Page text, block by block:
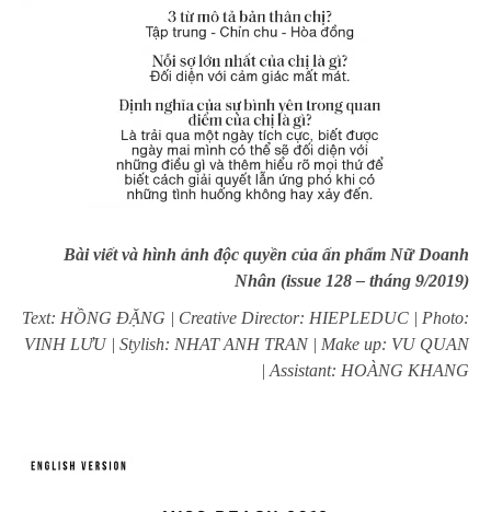
Bài viết và hình ảnh độc quyền của ấn phẩm Nữ Doanh
Nhân (issue 128 – tháng 9/2019)
Text: HỒNG ĐẶNG | Creative Director: HIEPLEDUC | Photo:
VINH LƯU | Stylish: NHAT ANH TRAN | Make up: VU QUAN
| Assistant: HOÀNG KHANG